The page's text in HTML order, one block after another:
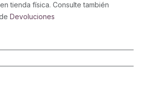
tienda física. Consulte también
Devoluciones